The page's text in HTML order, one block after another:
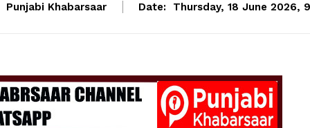
Punjabi Khabarsaar Date: Thursday, 18 June 2026,